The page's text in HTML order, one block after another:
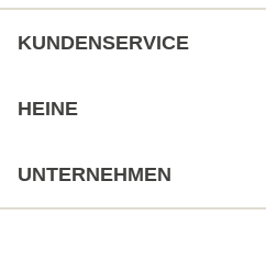
KUNDENSERVICE
HEINE
UNTERNEHMEN